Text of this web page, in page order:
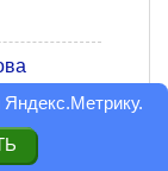
Яндекс.Метрику.